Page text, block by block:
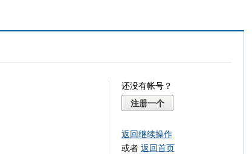
还没有帐号？
注册一个
返回继续操作
或者 返回首页